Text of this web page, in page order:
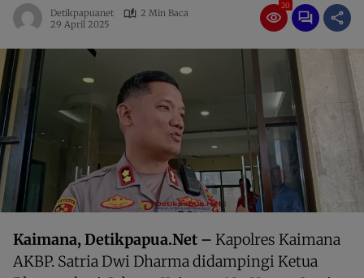
Detikpapuanet
2 Min Baca
29 April 2025
20
Kaimana, Detikpapua.Net – Kapolres Kaimana
AKBP. Satria Dwi Dharma didampingi Ketua